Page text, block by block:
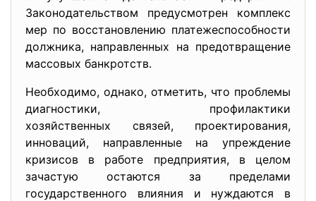
Законодательством предусмотрен комплекс
мер по восстановлению платежеспособности
должника, направленных на предотвращение
массовых банкротств.
Необходимо, однако, отметить, что проблемы
диагностики, профилактики
хозяйственных связей, проектирования,
инноваций, направленные на упреждение
кризисов в работе предприятия, в целом
зачастую остаются за пределами
государственного влияния и нуждаются в